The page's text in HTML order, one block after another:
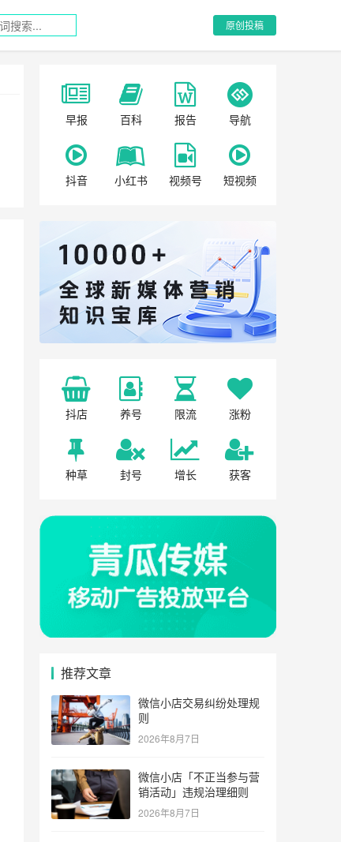
原创投稿
早报 百科 报告 导航
抖音 小红书 视频号 短视频
抖店 养号 限流 涨粉
种草 封号 增长 获客
推荐文章
微信小店交易纠纷处理规
则
2026年8月7日
微信小店「不正当参与营
销活动」违规治理细则
2026年8月7日